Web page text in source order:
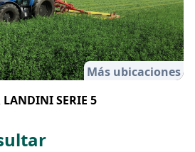
Más ubicaciones
LANDINI SERIE 5